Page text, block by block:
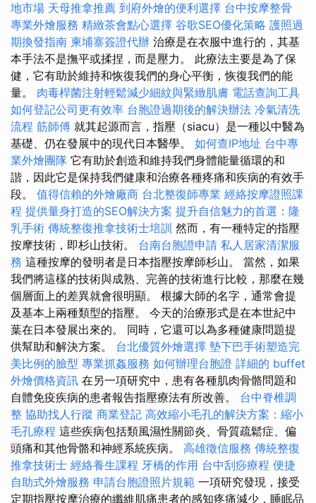
地市場 天母推拿推薦 到府外燴的便利選擇 台中按摩整骨
專業外燴服務 精緻茶會點心選擇 谷歌SEO優化策略 護照過
期換發指南 柬埔寨簽證代辦 治療是在衣服中進行的，其基
本手法不是撫平或揉捏，而是壓力。 此療法主要是為了保
健，它有助於維持和恢復我們的身心平衡，恢復我們的能
量。 肉毒桿菌注射輕鬆減少細紋與緊緻肌膚 電話查詢工具
如何登記公司更有效率 台胞證過期後的解決辦法 冷氣清洗
流程 筋師傅 就其起源而言，指壓（siacu）是一種以中醫為
基礎、仍在發展中的現代日本醫學。 如何查IP地址 台中專
業外燴團隊 它有助於創造和維持我們身體能量循環的和
諧，因此它是保持我們健康和治療各種疼痛和疾病的有效手
段。 值得信賴的外燴廠商 台北整復師專業 經絡按摩證照課
程 提供量身打造的SEO解決方案 提升自信魅力的首選：隆
乳手術 傳統整復推拿技術士培訓 然而，有一種特定的指壓
按摩技術，即杉山技術。 台南台胞證申請 私人居家清潔服
務 這種按摩的發明者是日本指壓按摩師杉山。 當然，如果
我們將這樣的技術與成熟、完善的技術進行比較，那麼在幾
個層面上的差異就會很明顯。 根據大師的名字，通常會提
及基本上兩種類型的指壓。 今天的治療形式是在本世紀中
葉在日本發展出來的。 同時，它還可以為多種健康問題提
供幫助和解決方案。 台北優質外燴選擇 墊下巴手術塑造完
美比例的臉型 專業抓姦服務 如何辦理台胞證 詳細的 buffet
外燴價格資訊 在另一項研究中，患有各種肌肉骨骼問題和
自體免疫疾病的患者報告指壓療法有所改善。 台中脊椎調
整 協助找人行蹤 商業登記 高效縮小毛孔的解決方案：縮小
毛孔療程 這些疾病包括類風濕性關節炎、骨質疏鬆症、偏
頭痛和其他骨骼和神經系統疾病。 高雄徵信服務 傳統整復
推拿技術士 經絡養生課程 牙橋的作用 台中刮痧療程 便捷
自助式外燴服務 申請台胞證照片規範 一項研究發現，接受
定期指壓按摩治療的纖維肌痛患者的感知疼痛減少，睡眠品